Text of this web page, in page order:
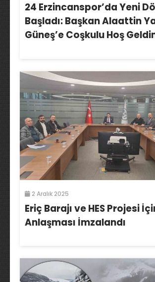
24 Erzincanspor’da Yeni
Başladı: Başkan Alaattin
Güneş’e Coşkulu Hoş
2 Aralık 2025
Eriç Barajı ve HES Projesi
Anlaşması İmzalandı